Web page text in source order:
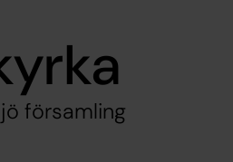
församling